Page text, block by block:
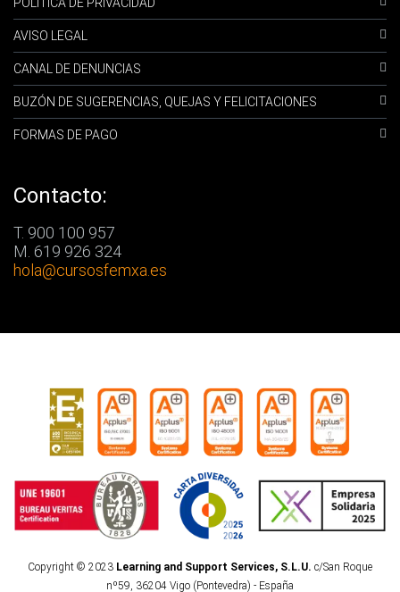
AVISO LEGAL
CANAL DE DENUNCIAS
BUZÓN DE SUGERENCIAS, QUEJAS Y FELICITACIONES
FORMAS DE PAGO
Contacto:
T. 900 100 957
M. 619 926 324
hola@cursosfemxa.es
Copyright © 2023 Learning and Support Services, S.L.U. c/San Roque
nº59, 36204 Vigo (Pontevedra) - España